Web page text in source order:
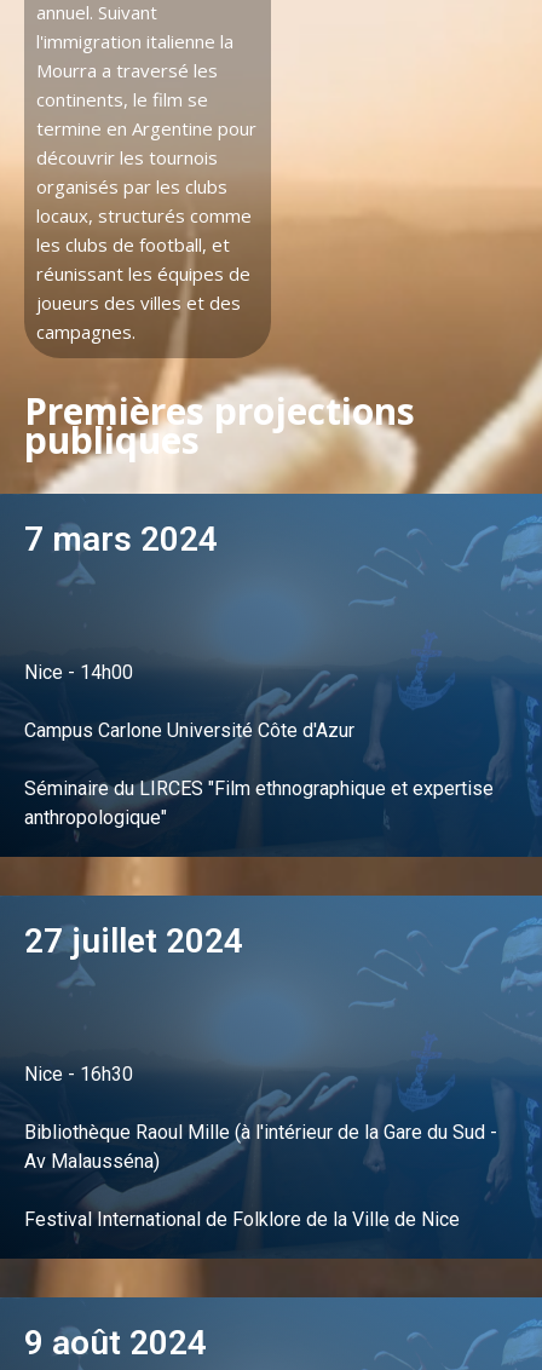
annuel. Suivant
l'immigration italienne la
Mourra a traversé les
continents, le film se
termine en Argentine pour
découvrir les tournois
organisés par les clubs
locaux, structurés comme
les clubs de football, et
réunissant les équipes de
joueurs des villes et des
campagnes.
Premières projections
publiques
7 mars 2024
Nice - 14h00
Campus Carlone Université Côte d'Azur
Séminaire du LIRCES "Film ethnographique et expertise
anthropologique"
27 juillet 2024
Nice - 16h30
Bibliothèque Raoul Mille (à l'intérieur de la Gare du Sud -
Av Malausséna)
Festival International de Folklore de la Ville de Nice
9 août 2024